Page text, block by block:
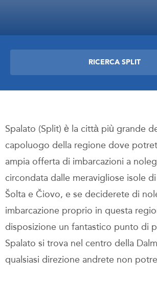
RICERCA SPLIT
Spalato (Split) è la città più grande
capoluogo della regione dove
ampia offerta di imbarcazioni a
circondata dalle meravigliose isole di
Šolta e Čiovo, e se deciderete di
imbarcazione proprio in questa
disposizione un fantastico punto di
Spalato si trova nel centro della
qualsiasi direzione andrete non